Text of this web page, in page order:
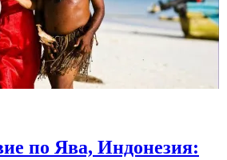
по Ява, Индонезия: